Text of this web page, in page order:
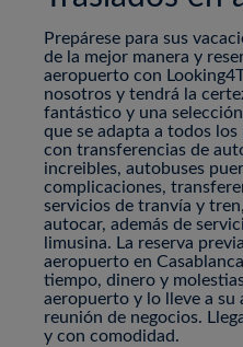
Prepárese para sus
de la mejor manera y
aeropuerto con
nosotros y tendrá la
fantástico y una
que se adapta a todos
con transferencias de
increibles, autobuses
complicaciones,
servicios de tranvía y
autocar, además de
limusina. La reserva
aeropuerto en
tiempo, dinero y
aeropuerto y lo lleve a
reunión de negocios.
y con comodidad.